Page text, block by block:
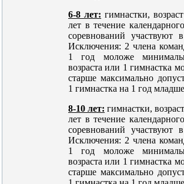
6-8 лет: гимнастки,
лет в течение
соревнований участвуют
Исключения: 2 члена
1 год моложе
возраста или 1 гимнастка
старше максимально
1 гимнастка на 1 год
8-10 лет: гимнастки,
лет в течение
соревнований участвуют
Исключения: 2 члена
1 год моложе
возраста или 1 гимнастка
старше максимально